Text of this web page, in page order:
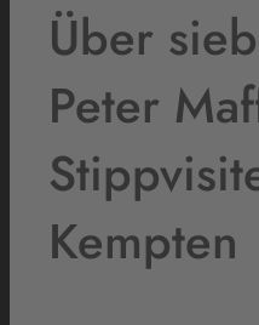
Über
Peter
Kempten